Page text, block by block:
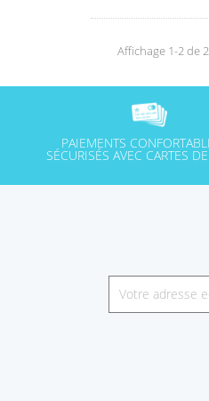
Affichage 1-2 de
PAIEMENTS
SÉCURISÉS AVEC CARTES